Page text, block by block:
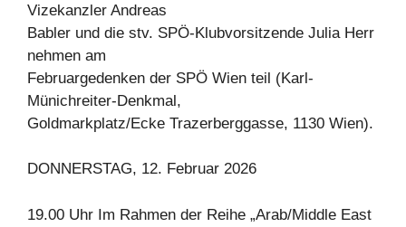
Vizekanzler Andreas
Babler und die stv. SPÖ-Klubvorsitzende Julia Herr
nehmen am
Februargedenken der SPÖ Wien teil (Karl-
Münichreiter-Denkmal,
Goldmarkplatz/Ecke Trazerberggasse, 1130 Wien).
DONNERSTAG, 12. Februar 2026
19.00 Uhr Im Rahmen der Reihe „Arab/Middle East